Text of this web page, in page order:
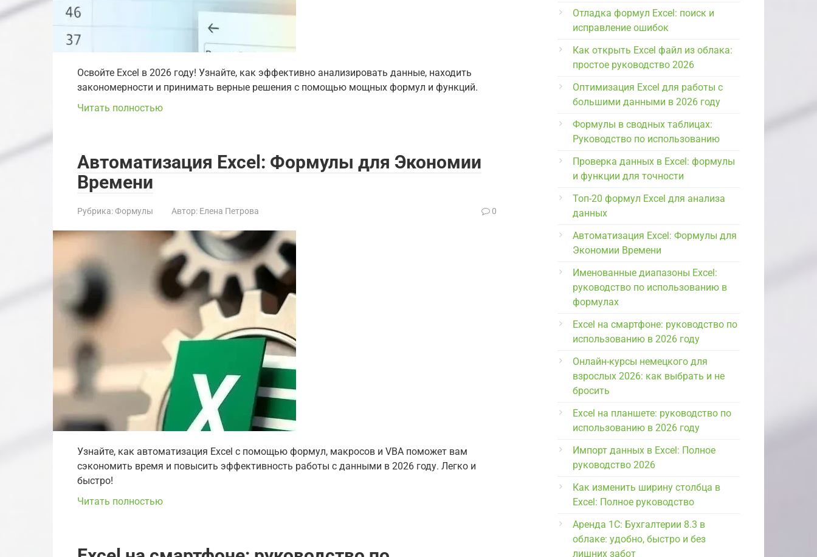
Освойте Excel в 2026 году! Узнайте, как эффективно анализировать данные, находить
закономерности и принимать верные решения с помощью мощных формул и функций.
Читать полностью
Автоматизация Excel: Формулы для Экономии
Времени
Рубрика:Формулы Автор: Елена Петрова 0
Узнайте, как автоматизация Excel с помощью формул, макросов и VBA поможет вам
сэкономить время и повысить эффективность работы с данными в 2026 году. Легко и
быстро!
Читать полностью
Отладка формул Excel: поиск и
исправление ошибок
Как открыть Excel файл из облака:
простое руководство 2026
Оптимизация Excel для работы с
большими данными в 2026 году
Формулы в сводных таблицах:
Руководство по использованию
Проверка данных в Excel: формулы
и функции для точности
Топ-20 формул Excel для анализа
данных
Автоматизация Excel: Формулы для
Экономии Времени
Именованные диапазоны Excel:
руководство по использованию в
формулах
Excel на смартфоне: руководство по
использованию в 2026 году
Онлайн-курсы немецкого для
взрослых 2026: как выбрать и не
бросить
Excel на планшете: руководство по
использованию в 2026 году
Импорт данных в Excel: Полное
руководство 2026
Как изменить ширину столбца в
Excel: Полное руководство
Аренда 1С: Бухгалтерии 8.3 в
облаке: удобно, быстро и без
лишних забот